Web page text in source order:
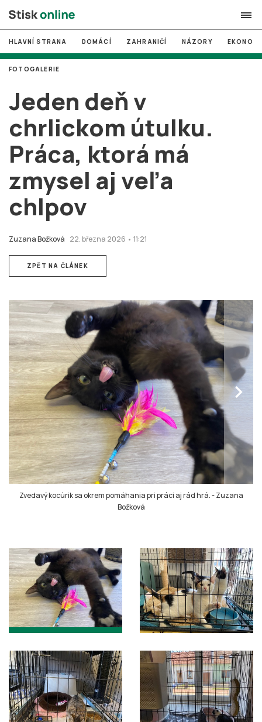
search
# MUNI
Brno
# volby
login PŘIHLÁSIT SE
Zapomněli jste heslo?
Založit nový účet
HLAVNÍ STRANA DOMÁCÍ ZAHRANIČÍ NÁZORY
Jeden deň v
chrlickom útulku.
Práca, ktorá má
zmysel aj veľa
chlpov
Zuzana Božková 22. března 2026 • 11:21
FOTOGALERIE
ZPĚT NA ČLÁNEK
chevron_right
Zvedavý kocúrik sa okrem pomáhania pri práci aj rád hrá.-Zuzana
Božková